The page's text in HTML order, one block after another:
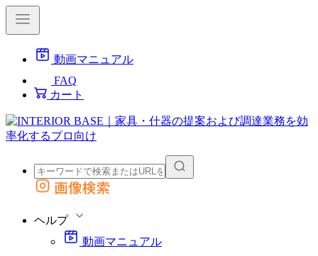
動画マニュアル
FAQ
カート
外部サイトの商品をカートに追加
画像検索
ヘルプ
動画マニュアル